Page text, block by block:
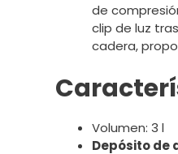
de
clip de luz
cadera,
Volumen: 3 l
Depósito de